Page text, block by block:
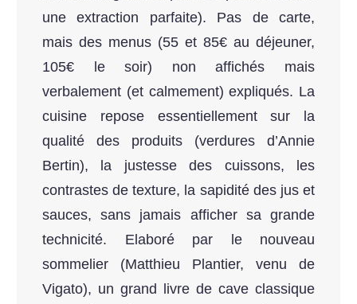
une extraction parfaite). Pas de carte,
mais des menus (55 et 85€ au déjeuner,
105€ le soir) non affichés mais
verbalement (et calmement) expliqués. La
cuisine repose essentiellement sur la
qualité des produits (verdures d’Annie
Bertin), la justesse des cuissons, les
contrastes de texture, la sapidité des jus et
sauces, sans jamais afficher sa grande
technicité. Elaboré par le nouveau
sommelier (Matthieu Plantier, venu de
Vigato), un grand livre de cave classique